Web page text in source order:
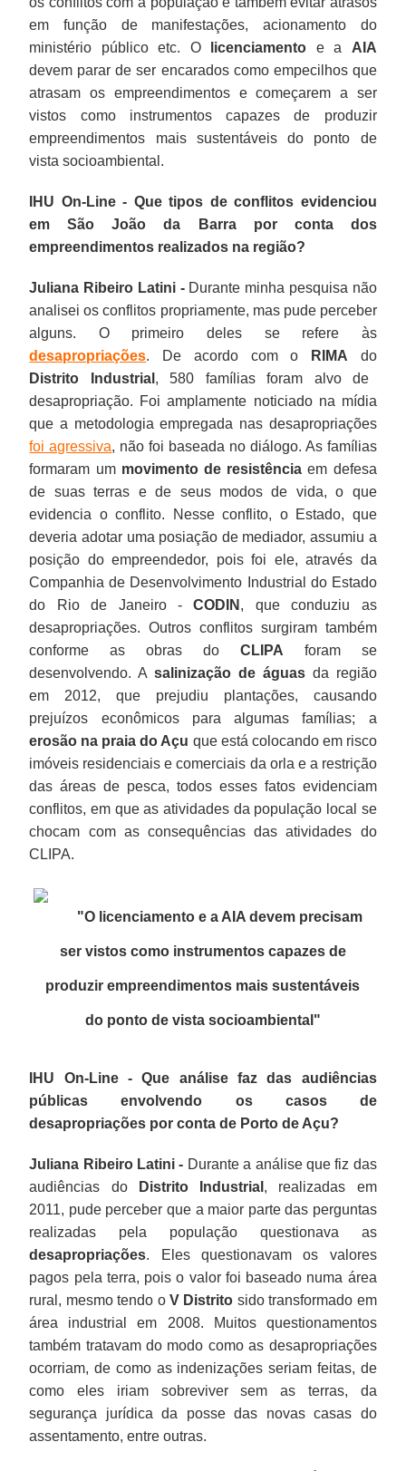
em função de manifestações, acionamento do
ministério público etc. O
licenciamento e a AIA
devem parar de ser encarados como empecilhos que
atrasam os empreendimentos e começarem a ser
vistos como instrumentos capazes de produzir
empreendimentos mais sustentáveis do ponto de
vista socioambiental.
IHU On-Line - Que tipos de conflitos evidenciou
em São João da Barra por conta dos
empreendimentos realizados na região?
Juliana Ribeiro Latini -Durante minha pesquisa não
analisei os conflitos propriamente, mas pude perceber
alguns. O primeiro deles se refere às
desapropriações. De acordo com o RIMA do
Distrito Industrial , 580 famílias foram alvo de
desapropriação. Foi amplamente noticiado na mídia
que a metodologia empregada nas desapropriações
foi agressiva, não foi baseada no diálogo. As famílias
formaram ummovimento de resistência em defesa
de suas terras e de seus modos de vida, o que
evidencia o conflito. Nesse conflito, o Estado, que
deveria adotar uma posiação de mediador, assumiu a
posição do empreendedor, pois foi ele, através da
Companhia de Desenvolvimento Industrial do Estado
do Rio de Janeiro -CODIN , que conduziu as
desapropriações. Outros conflitos surgiram também
conforme as obras do CLIPA foram se
desenvolvendo. Asalinização de águasda região
em 2012, que prejudiu plantações, causando
prejuízos econômicos para algumas famílias; a
erosão na praia do Açu que está colocando em risco
imóveis residenciais e comerciais da orla e a restrição
das áreas de pesca, todos esses fatos evidenciam
conflitos, em que as atividades da população local se
chocam com as consequências das atividades do
CLIPA.
"O licenciamento e a AIA devem precisam
ser vistos como instrumentos capazes de
produzir empreendimentos mais sustentáveis
do ponto de vista socioambiental "
IHU On-Line - Que análise faz das audiências
públicas envolvendo os casos de
desapropriações por conta de Porto de Açu?
Juliana Ribeiro Latini - Durante a análise que fiz das
audiências do
Distrito Industrial , realizadas em
2011, pude perceber que a maior parte das perguntas
realizadas pela população questionava as
desapropriações. Eles questionavam os valores
pagos pela terra, pois o valor foi baseado numa área
rural, mesmo tendo o V Distrito sido transformado em
área industrial em 2008. Muitos questionamentos
também tratavam do modo como as desapropriações
ocorriam, de como as indenizações seriam feitas, de
como eles iriam sobreviver sem as terras, da
segurança jurídica da posse das novas casas do
assentamento, entre outras.